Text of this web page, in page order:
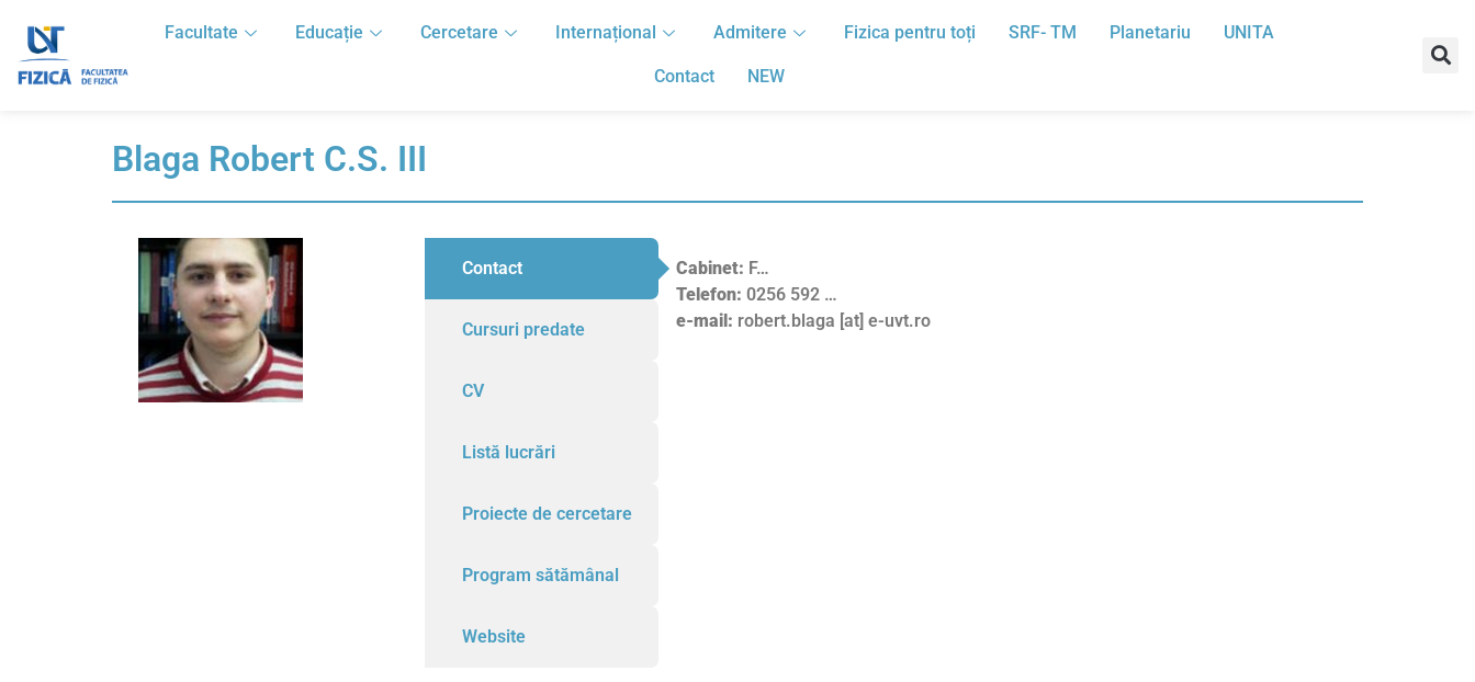
Facultate Educație Cercetare Internațional Admitere Fizica pentru toți SRF- TM Planetariu UNITA
Contact NEW
Blaga Robert C.S. III
Contact
Cursuri predate
CV
Listă lucrări
Proiecte de cercetare
Program sătămânal
Website
Cabinet: F…
Telefon: 0256 592 …
e-mail: robert.blaga [at] e-uvt.ro